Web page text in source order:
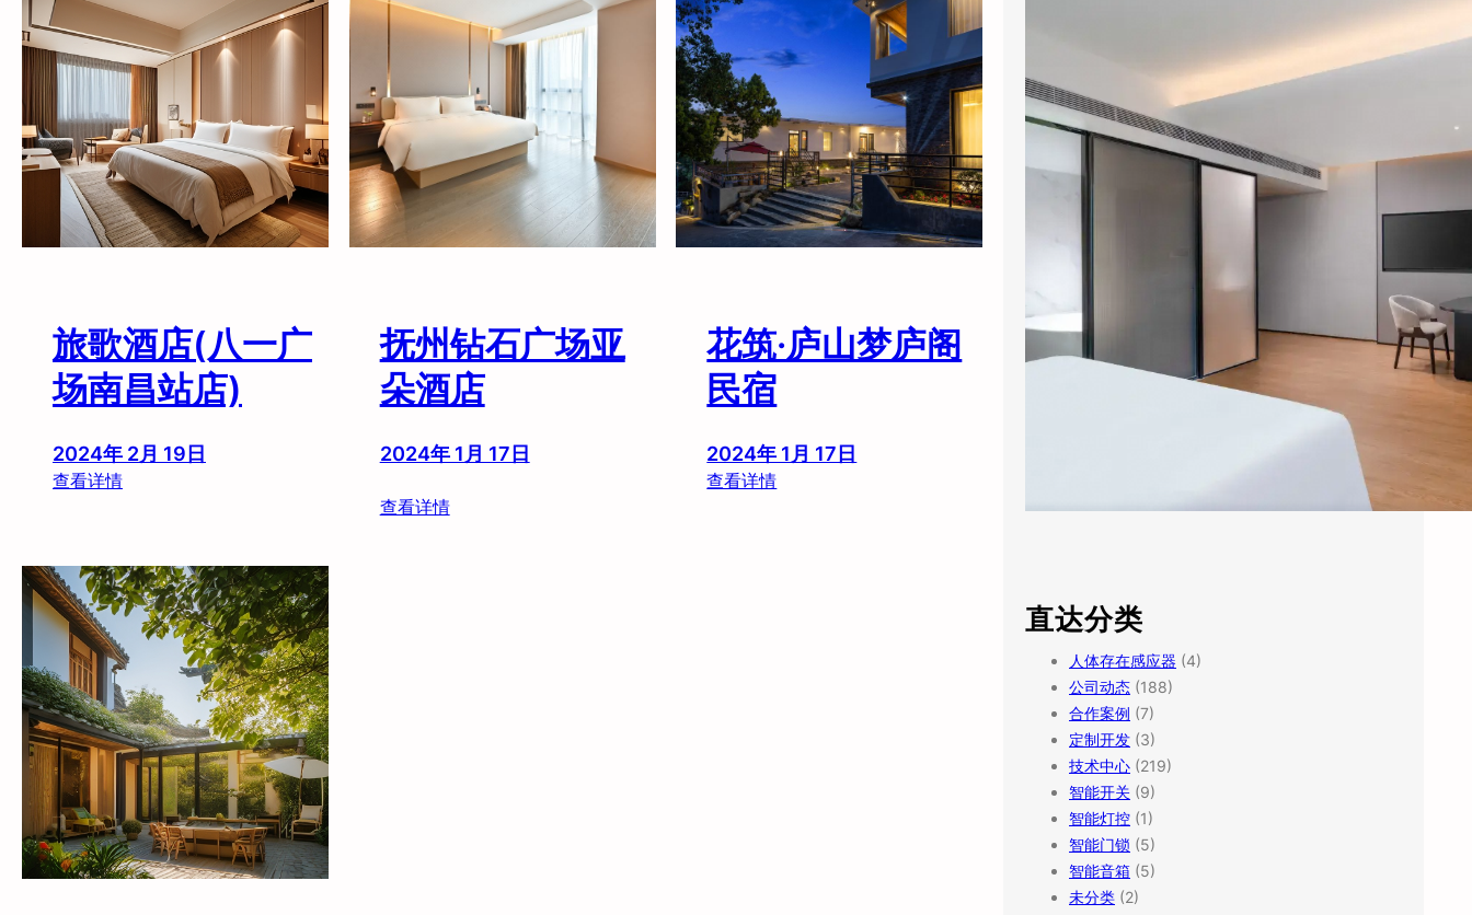
顿
欢
朋
酒
店
(
中
心
广
场
行
水
店
旅歌酒店(八一广
场南昌站店)
2024年 2月 19日
查看详情：
店
(
一
广
场
南
昌
店
)
抚州钻石广场亚
朵酒店
2024年 1月 17日
查看详情：
花筑·庐山梦庐阁
民宿
2024年 1月 17日
查看详情：
今年五一，全国县域酒店预订量同比暴涨
114%，部分南方县城涨幅超过3倍。但一个尴
尬的现实是：这些撑起半边天的县…
直达分类
人体存在感应器 (4)
公司动态 (188)
合作案例 (7)
定制开发 (3)
技术中心 (219)
智能开关 (9)
智能灯控 (1)
智能门锁 (5)
智能音箱 (5)
未分类 (2)